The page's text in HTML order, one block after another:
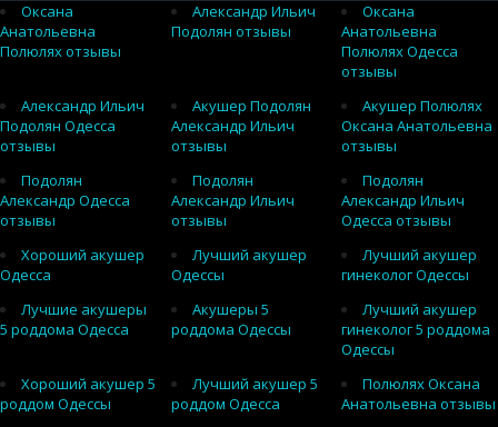
Оксана
Анатольевна
Полюлях отзывы
Александр Ильич
Подолян отзывы
Оксана
Анатольевна
Полюлях Одесса
отзывы
Александр Ильич
Подолян Одесса
отзывы
Акушер Подолян
Александр Ильич
отзывы
Акушер Полюлях
Оксана Анатольевна
отзывы
Подолян
Александр Одесса
отзывы
Подолян
Александр Ильич
отзывы
Подолян
Александр Ильич
Одесса отзывы
Хороший акушер
Одесса
Лучший акушер
Одессы
Лучший акушер
гинеколог Одессы
Лучшие акушеры
5 роддома Одесса
Акушеры 5
роддома Одессы
Лучший акушер
гинеколог 5 роддома
Одессы
Хороший акушер 5
роддом Одессы
Лучший акушер 5
роддом Одесса
Полюлях Оксана
Анатольевна отзывы